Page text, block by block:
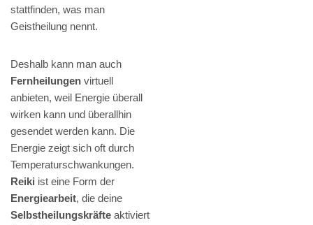
stattfinden, was man
Geistheilung nennt.
Deshalb kann man auch
Fernheilungen virtuell
anbieten, weil Energie überall
wirken kann und überallhin
gesendet werden kann. Die
Energie zeigt sich oft durch
Temperaturschwankungen.
Reiki ist eine Form der
Energiearbeit, die deine
Selbstheilungskräfte aktiviert